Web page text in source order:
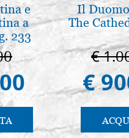
e
a
233
Il
The
€
€